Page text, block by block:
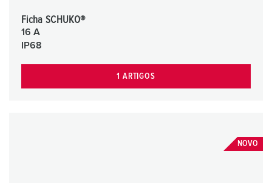
Ficha SCHUKO®
16 A
IP68
1 ARTIGOS
NOVO